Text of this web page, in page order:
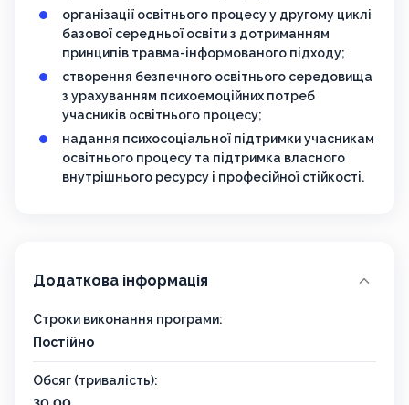
організації освітнього процесу у другому циклі
базової середньої освіти з дотриманням
принципів травма-інформованого підходу;
створення безпечного освітнього середовища
з урахуванням психоемоційних потреб
учасників освітнього процесу;
надання психосоціальної підтримки учасникам
освітнього процесу та підтримка власного
внутрішнього ресурсу і професійної стійкості.
Додаткова інформація
Строки виконання програми:
Постійно
Обсяг (тривалість):